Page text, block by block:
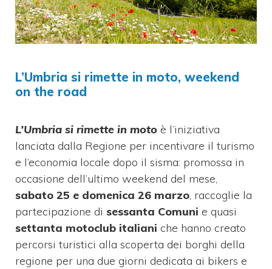
L’Umbria si rimette in moto, weekend
on the road
L’Umbria si rimette in moto è l’iniziativa
lanciata dalla Regione per incentivare il turismo
e l’economia locale dopo il sisma: promossa in
occasione dell’ultimo weekend del mese,
sabato 25 e domenica 26 marzo, raccoglie la
partecipazione di sessanta Comuni e quasi
settanta motoclub italiani che hanno creato
percorsi turistici alla scoperta dei borghi della
regione per una due giorni dedicata ai bikers e